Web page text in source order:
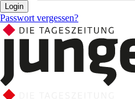
Login
Passwort vergessen?